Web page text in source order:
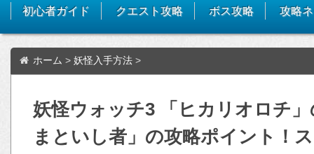
初心者ガイド クエスト攻略 ボス攻略 攻略
ホーム > 妖怪入手方法 >
妖怪ウォッチ3 「ヒカリオロチ
まといし者」の攻略ポイント！